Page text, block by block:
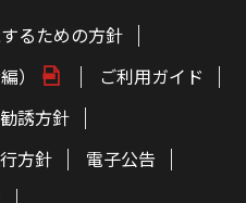
るための方針
）
ご利用ガイド
誘方針
方針
電子公告